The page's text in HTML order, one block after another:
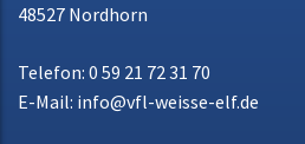
48527 Nordhorn
Telefon: 0 59 21 72 31 70
E-Mail: info@vfl-weisse-elf.de